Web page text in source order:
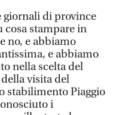
giornali di province
cosa stampare in
no, e abbiamo
e abbiamo
nella scelta del
visita del
stabilimento Piaggio
i